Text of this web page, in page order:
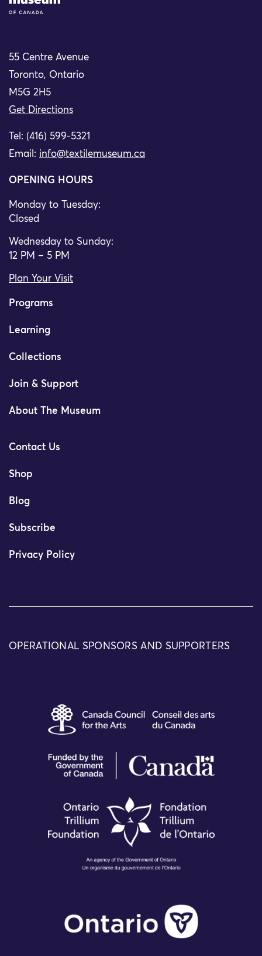
55 Centre Avenue
Toronto, Ontario
M5G 2H5
Get Directions
Tel: (416) 599-5321
Email: info@textilemuseum.ca
OPENING HOURS
Monday to Tuesday:
Closed
Wednesday to Sunday:
12 PM – 5 PM
Plan Your Visit
Programs
Learning
Collections
Join & Support
About The Museum
Contact Us
Shop
Blog
Subscribe
Privacy Policy
OPERATIONAL SPONSORS AND SUPPORTERS